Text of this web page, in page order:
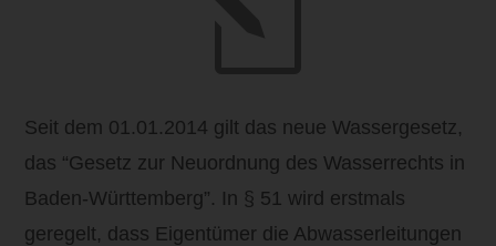
Seit dem 01.01.2014 gilt das neue Wassergesetz,
das “Gesetz zur Neuordnung des Wasserrechts in
Baden-Württemberg”. In § 51 wird erstmals
geregelt, dass Eigentümer die Abwasserleitungen